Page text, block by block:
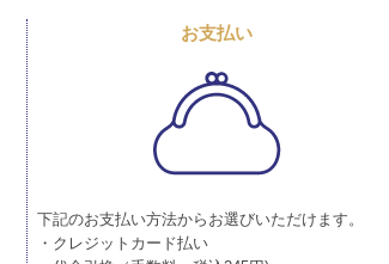
お支払い
下記のお支払い方法からお選びいただけます。
・クレジットカード払い